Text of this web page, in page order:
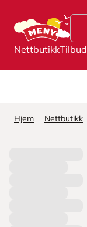
NettbutikkTilbud
Hjem Nettbutikk